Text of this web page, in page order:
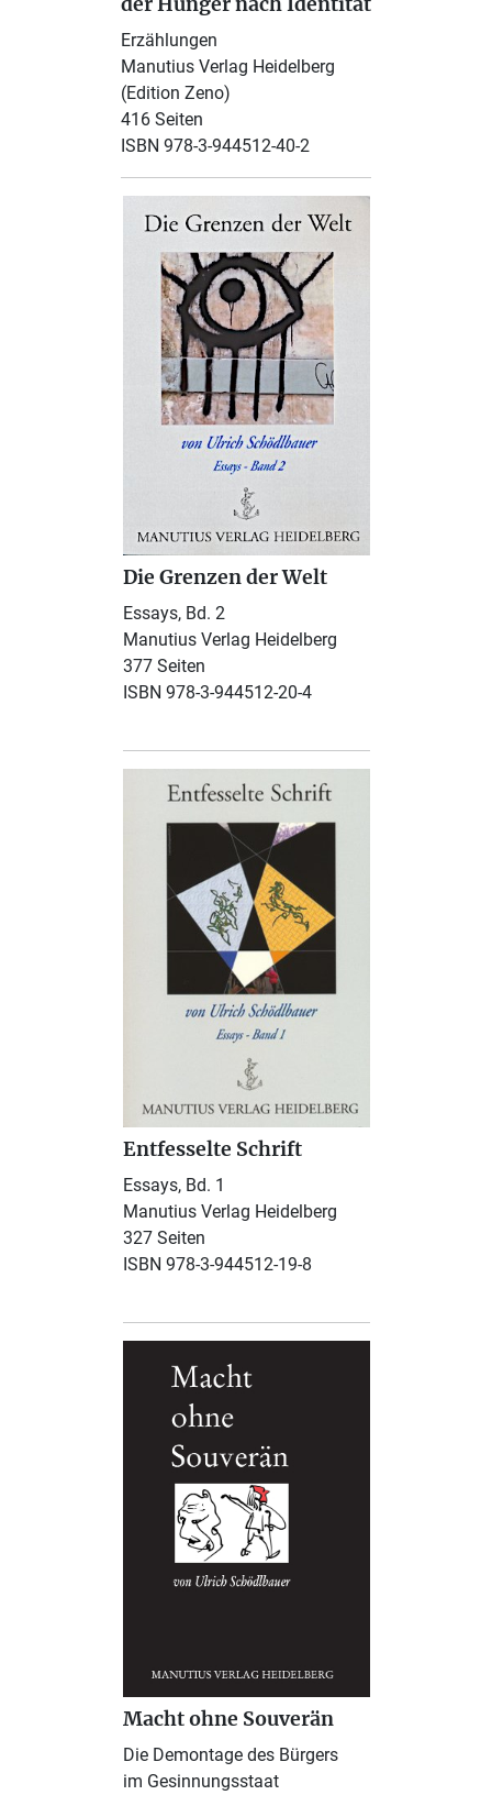
Erzählungen
Manutius Verlag Heidelberg
(Edition Zeno)
416 Seiten
ISBN 978-3-944512-40-2
Die Grenzen der Welt
Essays, Bd. 2
Manutius Verlag Heidelberg
377 Seiten
ISBN 978-3-944512-20-4
Entfesselte Schrift
Essays, Bd. 1
Manutius Verlag Heidelberg
327 Seiten
ISBN 978-3-944512-19-8
Macht ohne Souverän
Die Demontage des Bürgers
im Gesinnungsstaat